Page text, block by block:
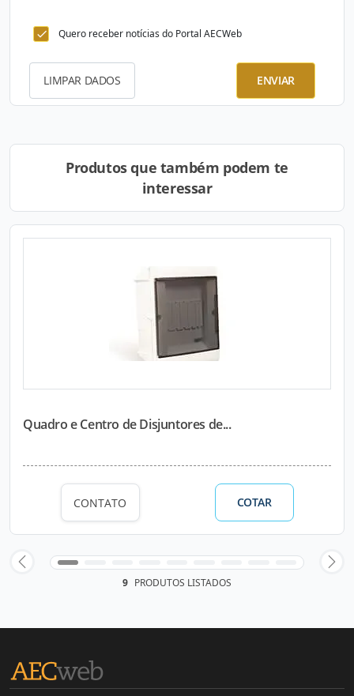
Quero receber notícias do Portal AECWeb
LIMPAR DADOS ENVIAR
Produtos que também podem te
interessar
Quadro e Centro de Disjuntores de...
CONTATO COTAR
9 PRODUTOS LISTADOS